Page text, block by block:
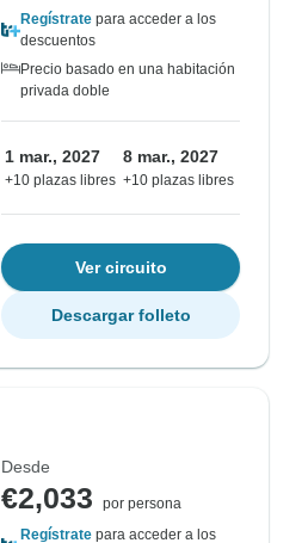
Regístrate para acceder a los
descuentos
Precio basado en una habitación
privada doble
1 mar., 2027
+10 plazas libres
8 mar., 2027
+10 plazas libres
Ver circuito
Descargar folleto
Desde
€2,033
por persona
Regístrate para acceder a los